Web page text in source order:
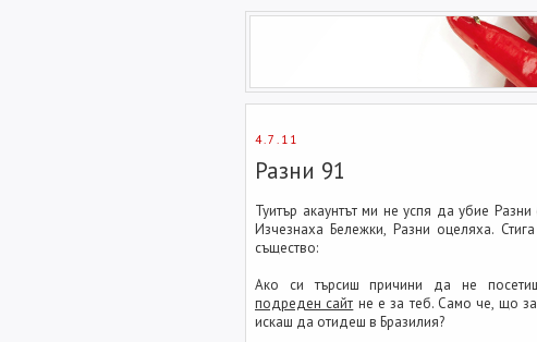
4.7.11
Разни 91
Туитър акаунтът ми не успя да убие
Изчезнаха Бележки, Разни оцеляха.
същество:
Ако си търсиш причини да не
подреден сайт не е за теб. Само че, що
искаш да отидеш в Бразилия?